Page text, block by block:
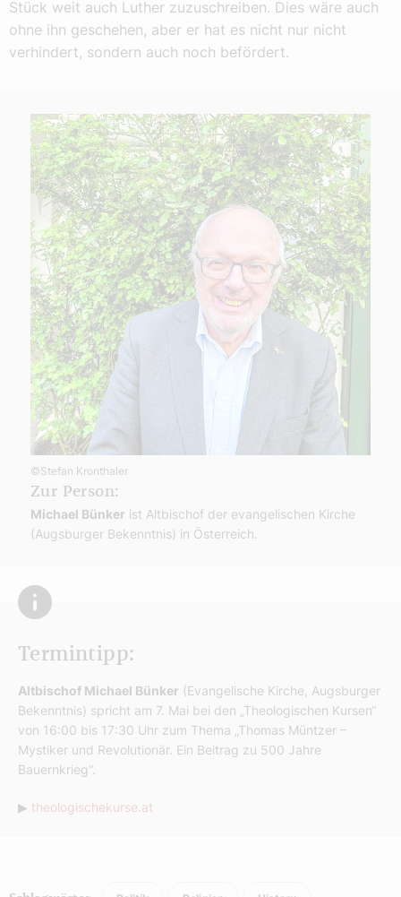
Stück weit auch Luther zuzuschreiben. Dies wäre auch
ohne ihn geschehen, aber er hat es nicht nur nicht
verhindert, sondern auch noch befördert.
©Stefan Kronthaler
Zur Person:
Michael Bünker ist Altbischof der evangelischen Kirche
(Augsburger Bekenntnis) in Österreich.
Termintipp:
Altbischof Michael Bünker (Evangelische Kirche, Augsburger
Bekenntnis) spricht am 7. Mai bei den „Theologischen Kursen“
von 16:00 bis 17:30 Uhr zum Thema „Thomas Müntzer –
Mystiker und Revolutionär. Ein Beitrag zu 500 Jahre
Bauernkrieg“.
▶ theologischekurse.at